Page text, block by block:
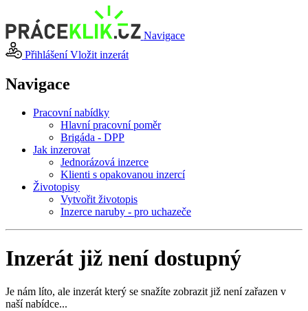
Navigace
PřihlášeníVložit inzerát
Navigace
Pracovní nabídky
Hlavní pracovní poměr
Brigáda - DPP
Jak inzerovat
Jednorázová inzerce
Klienti s opakovanou inzercí
Životopisy
Vytvořit životopis
Inzerce naruby - pro uchazeče
Inzerát již není dostupný
Je nám líto, ale inzerát který se snažíte zobrazit již není zařazen v
naší nabídce...